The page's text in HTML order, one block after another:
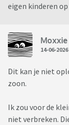
eigen kinderen
Moxxie
14-06-2026
Dit kan je niet
zoon.
Ik zou voor de
niet verbreken.